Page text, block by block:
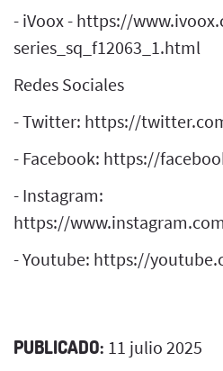
- iVoox - https://
series_sq_f12063_1.html
Redes Sociales
- Twitter: https://
- Facebook: https://
- Instagram:
https://
- Youtube: https://
PUBLICADO: 11 julio 2025